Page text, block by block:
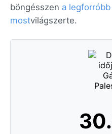
böngésszen a
mostvilágszerte.